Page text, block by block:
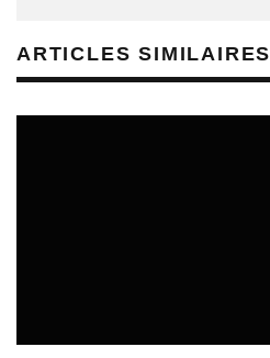
ARTICLES SIMILAIRES